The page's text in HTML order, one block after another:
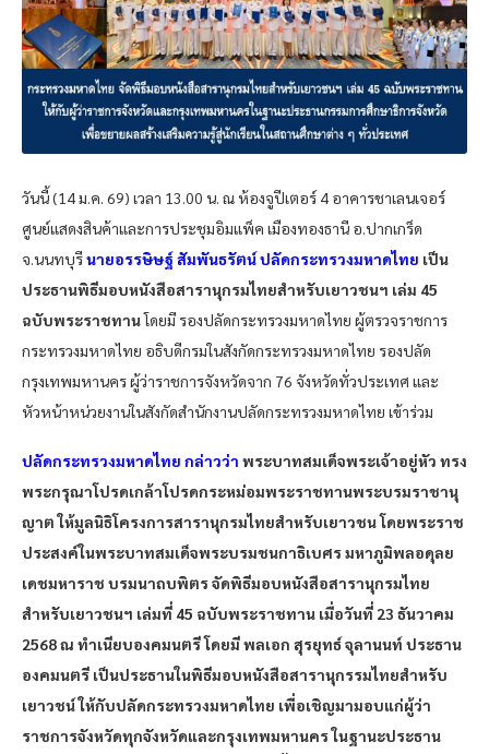
วันนี้ (14 ม.ค. 69) เวลา 13.00 น. ณ ห้องจูปีเตอร์ 4 อาคารชาเลนเจอร์
ศูนย์แสดงสินค้าและการประชุมอิมแพ็ค เมืองทองธานี อ.ปากเกร็ด
จ.นนทบุรีนายอรรษิษฐ์ สัมพันธรัตน์ ปลัดกระทรวงมหาดไทย เป็น
ประธานพิธีมอบหนังสือสารานุกรมไทยสำหรับเยาวชนฯ เล่ม 45
ฉบับพระราชทานโดยมี รองปลัดกระทรวงมหาดไทย ผู้ตรวจราชการ
กระทรวงมหาดไทย อธิบดีกรมในสังกัดกระทรวงมหาดไทย รองปลัด
กรุงเทพมหานคร ผู้ว่าราชการจังหวัดจาก 76 จังหวัดทั่วประเทศ และ
หัวหน้าหน่วยงานในสังกัดสำนักงานปลัดกระทรวงมหาดไทย เข้าร่วม
ปลัดกระทรวงมหาดไทย กล่าวว่า พระบาทสมเด็จพระเจ้าอยู่หัว ทรง
พระกรุณาโปรดเกล้าโปรดกระหม่อมพระราชทานพระบรมราชานุ
ญาต ให้มูลนิธิโครงการสารานุกรมไทยสำหรับเยาวชน โดยพระราช
ประสงค์ในพระบาทสมเด็จพระบรมชนกาธิเบศร มหาภูมิพลอดุลย
เดชมหาราช บรมนาถบพิตร จัดพิธีมอบหนังสือสารานุกรมไทย
สำหรับเยาวชนฯ เล่มที่ 45 ฉบับพระราชทาน เมื่อวันที่ 23 ธันวาคม
2568 ณ ทำเนียบองคมนตรี โดยมี พลเอก สุรยุทธ์ จุลานนท์ ประธาน
องคมนตรี เป็นประธานในพิธีมอบหนังสือสารานุกรรมไทยสำหรับ
เยาวชน์ ให้กับปลัดกระทรวงมหาดไทย เพื่อเชิญมามอบแก่ผู้ว่า
ราชการจังหวัดทุกจังหวัดและกรุงเทพมหานคร ในฐานะประธาน